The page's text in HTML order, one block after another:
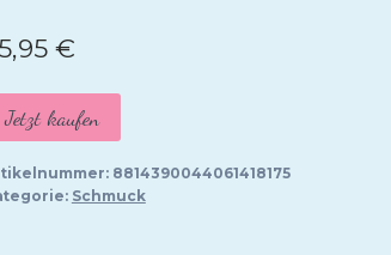
€
Jetzt kaufen
8814390044061418175
Schmuck